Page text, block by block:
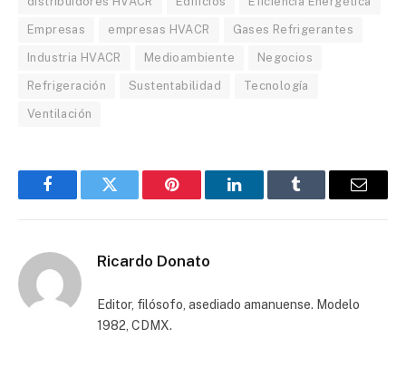
Empresas empresas HVACR Gases Refrigerantes
Industria HVACR Medioambiente Negocios
Refrigeración Sustentabilidad Tecnología
Ventilación
FacebookTwitter Pinterest LinkedInTumblr Email
Ricardo Donato
Editor, filósofo, asediado amanuense. Modelo
1982, CDMX.